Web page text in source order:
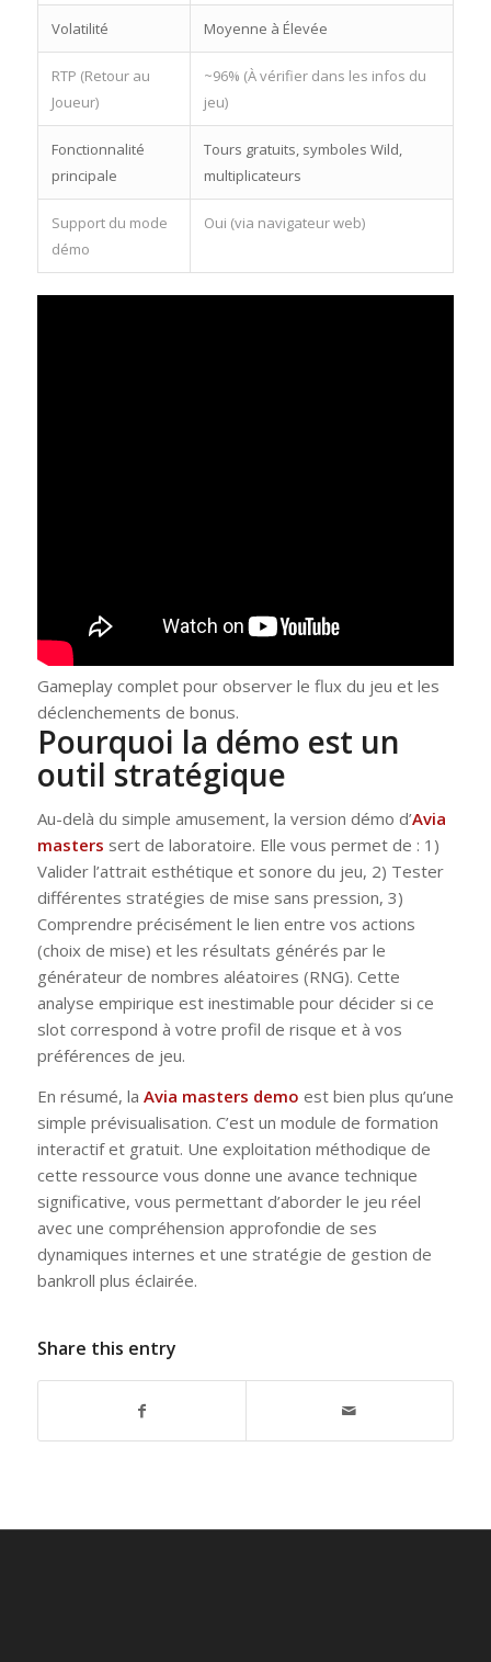
Volatilité Moyenne à Élevée
RTP (Retour au
Joueur)
~96% (À vérifier dans les infos du
jeu)
Fonctionnalité
principale
Tours gratuits, symboles Wild,
multiplicateurs
Support du mode
démo
Oui (via navigateur web)
Gameplay complet pour observer le flux du jeu et les
déclenchements de bonus.
Pourquoi la démo est un
outil stratégique
Au-delà du simple amusement, la version démo d’Avia
masters sert de laboratoire. Elle vous permet de : 1)
Valider l’attrait esthétique et sonore du jeu, 2) Tester
différentes stratégies de mise sans pression, 3)
Comprendre précisément le lien entre vos actions
(choix de mise) et les résultats générés par le
générateur de nombres aléatoires (RNG). Cette
analyse empirique est inestimable pour décider si ce
slot correspond à votre profil de risque et à vos
préférences de jeu.
En résumé, la Avia masters demo est bien plus qu’une
simple prévisualisation. C’est un module de formation
interactif et gratuit. Une exploitation méthodique de
cette ressource vous donne une avance technique
significative, vous permettant d’aborder le jeu réel
avec une compréhension approfondie de ses
dynamiques internes et une stratégie de gestion de
bankroll plus éclairée.
Share this entry